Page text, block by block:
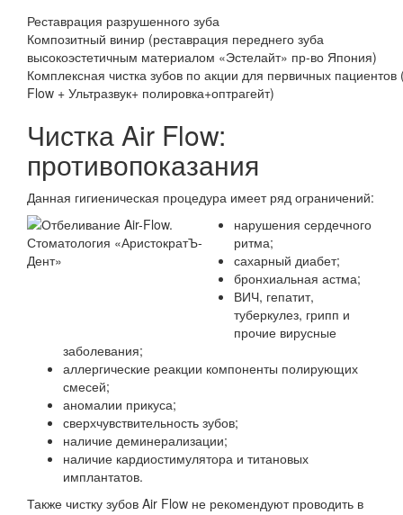
Реставрация разрушенного зуба
Композитный винир (реставрация переднего зуба
высокоэстетичным материалом «Эстелайт» пр-во Япония)
Комплексная чистка зубов по акции для первичных пациентов
Flow + Ультразвук+ полировка+оптрагейт)
Чистка Air Flow:
противопоказания
Данная гигиеническая процедура имеет ряд ограничений:
нарушения сердечного
ритма;
сахарный диабет;
бронхиальная астма;
ВИЧ, гепатит,
туберкулез, грипп и
прочие вирусные
заболевания;
аллергические реакции компоненты полирующих
смесей;
аномалии прикуса;
сверхчувствительность зубов;
наличие деминерализации;
наличие кардиостимулятора и титановых
имплантатов.
Также чистку зубов Air Flow не рекомендуют проводить в